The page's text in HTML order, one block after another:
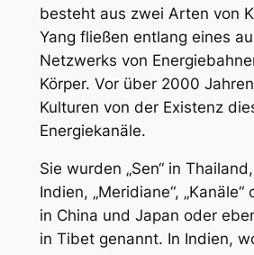
besteht aus zwei Arten von
Yang fließen entlang eines
Netzwerks von
Körper. Vor über 2000
Kulturen von der Existenz
Energiekanäle.
Sie wurden „Sen“ in Thailand,
Indien, „Meridiane“, „Kanäle“
in China und Japan oder
in Tibet genannt. In Indien,